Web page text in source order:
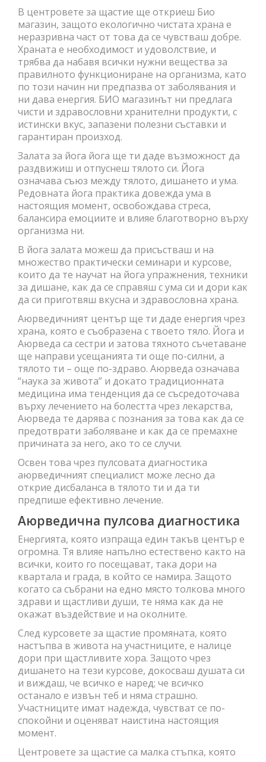
В центровете за щастие ще откриеш Био
магазин, защото екологично чистата храна е
неразривна част от това да се чувстваш добре.
Храната е необходимост и удоволствие, и
трябва да набавя всички нужни вещества за
правилното функциониране на организма, като
по този начин ни предпазва от заболявания и
ни дава енергия. БИО магазинът ни предлага
чисти и здравословни хранителни продукти, с
истински вкус, запазени полезни съставки и
гарантиран произход.
Залата за йога йога ще ти даде възможност да
раздвижиш и отпуснеш тялото си. Йога
означава съюз между тялото, дишането и ума.
Редовната йога практика довежда ума в
настоящия момент, освобождава стреса,
балансира емоциите и влияе благотворно върху
организма ни.
В йога залата можеш да присъстваш и на
множество практически семинари и курсове,
които да те научат на йога упражнения, техники
за дишане, как да се справяш с ума си и дори как
да си приготвяш вкусна и здравословна храна.
Аюрведичният център ще ти даде енергия чрез
храна, която е съобразена с твоето тяло. Йога и
Аюрведа са сестри и затова тяхното съчетаване
ще направи усещанията ти още по-силни, а
тялото ти – още по-здраво. Аюрведа означава
“наука за живота” и докато традиционната
медицина има тенденция да се съсредоточава
върху лечението на болестта чрез лекарства,
Аюрведа те дарява с познания за това как да се
предотврати заболяване и как да се премахне
причината за него, ако то се случи.
Освен това чрез пулсовата диагностика
аюрведичният специалист може лесно да
открие дисбаланса в тялото ти и да ти
предпише ефективно лечение.
Аюрведична пулсова диагностика
Енергията, която изпраща един такъв център е
огромна. Тя влияе напълно естествено както на
всички, които го посещават, така дори на
квартала и града, в който се намира. Защото
когато са събрани на едно място толкова много
здрави и щастливи души, те няма как да не
окажат въздействие и на околните.
След курсовете за щастие промяната, която
настъпва в живота на участниците, е налице
дори при щастливите хора. Защото чрез
дишането на тези курсове, докосваш душата си
и виждаш, че всичко е наред; че всичко
останало е извън теб и няма страшно.
Участниците имат надежда, чувстват се по-
спокойни и оценяват наистина настоящия
момент.
Центровете за щастие са малка стъпка, която